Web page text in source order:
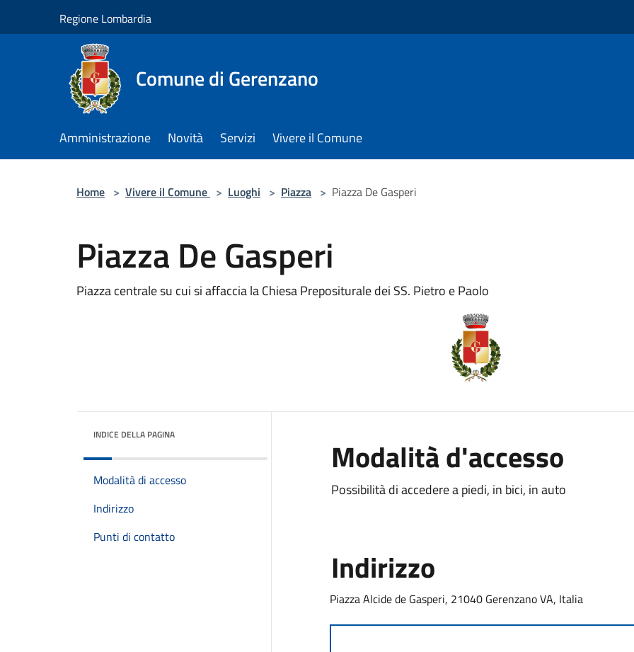
Regione Lombardia
Comune di Gerenzano
Amministrazione Novità Servizi Vivere il Comune
Home > Vivere il Comune > Luoghi > Piazza > Piazza De Gasperi
Piazza De Gasperi
Piazza centrale su cui si affaccia la Chiesa Prepositurale dei SS. Pietro e Paolo
INDICE DELLA PAGINA
Modalità di accesso
Indirizzo
Punti di contatto
Modalità d'accesso
Possibilità di accedere a piedi, in bici, in auto
Indirizzo
Piazza Alcide de Gasperi, 21040 Gerenzano VA, Italia